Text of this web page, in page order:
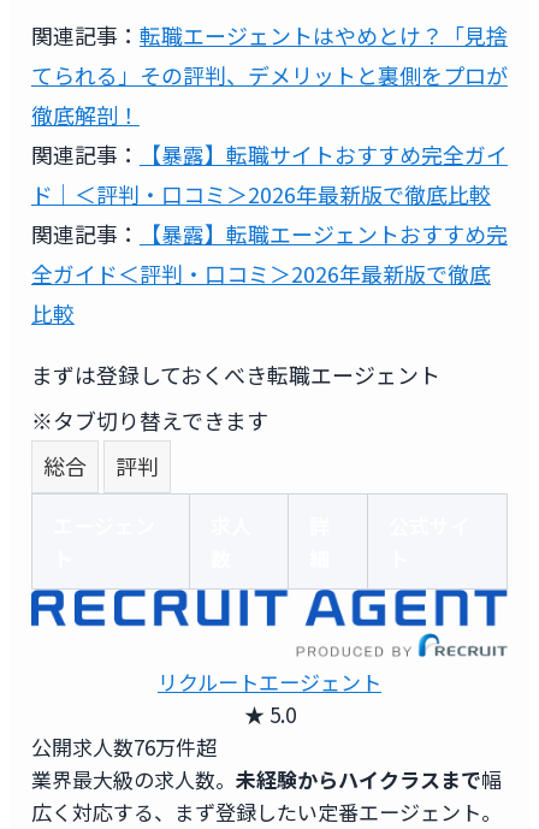
関連記事： 転職エージェントはやめとけ？「見捨
てられる」その評判、デメリットと裏側をプロが
徹底解剖！
関連記事：
【暴露】転職サイトおすすめ完全ガイ
ド｜＜評判・口コミ＞2026年最新版で徹底比較
関連記事：
【暴露】転職エージェントおすすめ完
全ガイド＜評判・口コミ＞2026年最新版で徹底
比較
まずは登録しておくべき転職エージェント
※タブ切り替えできます
総合
評判
リクルートエージェント
★ 5.0
公開求人数76万件超
業界最大級の求人数。 未経験からハイクラスまで幅
広く対応する、まず登録したい定番エージェント。